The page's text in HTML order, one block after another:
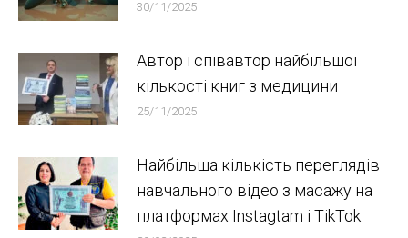
30/11/2025
Автор і співавтор найбільшої
кількості книг з медицини
25/11/2025
Найбільша кількість переглядів
навчального відео з масажу на
платформах Instagtam i TikTok